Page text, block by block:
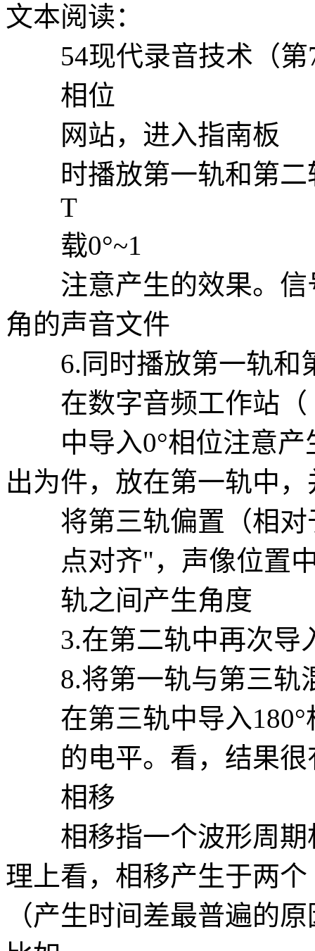
文本阅读：
54现代录音技术（第
相位
网站，进入指南板
时播放第一轨和第二
T
载0°~1
注意产生的效果。信
角的声音文件
6.同时播放第一轨和
在数字音频工作站（
中导入0°相位注意产
出为件，放在第一轨中
将第三轨偏置（相对
点对齐"，声像位置
轨之间产生角度
3.在第二轨中再次导
8.将第一轨与第三轨
在第三轨中导入180°
的电平。看，结果很
相移
相移指一个波形周期
理上看，相移产生于两
（产生时间差最普遍的